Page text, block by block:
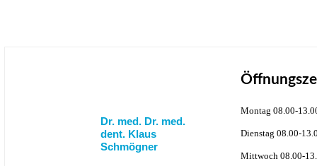
Dr. med. Dr. med.
dent. Klaus
Schmögner
Montag 08.00-
Dienstag 08.00-
Mittwoch 08.00-